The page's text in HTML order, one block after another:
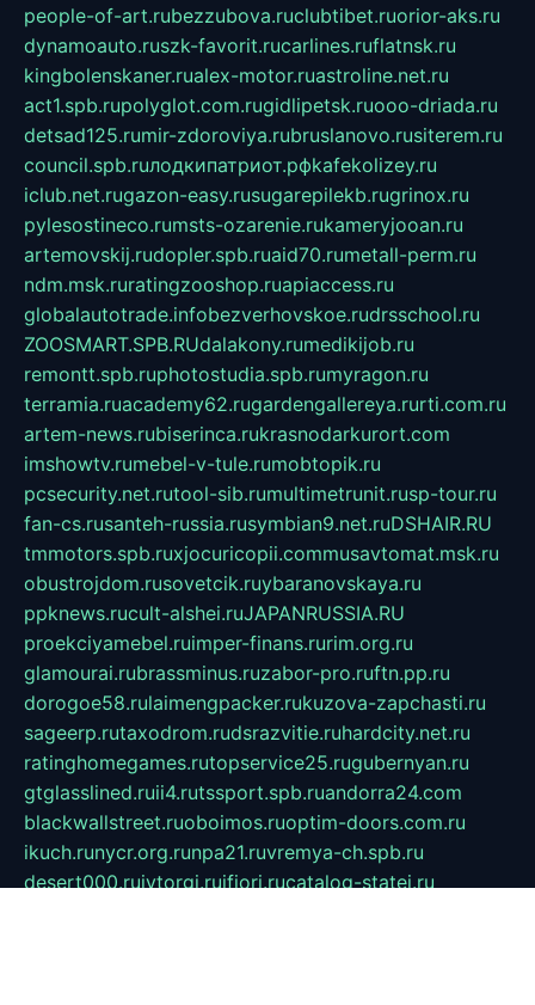
people-of-art.rubezzubova.ruclubtibet.ruorior-aks.ru
dynamoauto.ruszk-favorit.rucarlines.ruflatnsk.ru
kingbolenskaner.rualex-motor.ruastroline.net.ru
act1.spb.rupolyglot.com.rugidlipetsk.ruooo-driada.ru
detsad125.rumir-zdoroviya.rubruslanovo.rusiterem.ru
council.spb.ruлодкипатриот.рфkafekolizey.ru
iclub.net.rugazon-easy.rusugarepilekb.rugrinox.ru
pylesostineco.rumsts-ozarenie.rukameryjooan.ru
artemovskij.rudopler.spb.ruaid70.rumetall-perm.ru
ndm.msk.ruratingzooshop.ruapiaccess.ru
globalautotrade.infobezverhovskoe.rudrsschool.ru
ZOOSMART.SPB.RUdalakony.rumedikijob.ru
remontt.spb.ruphotostudia.spb.rumyragon.ru
terramia.ruacademy62.rugardengallereya.rurti.com.ru
artem-news.rubiserinca.rukrasnodarkurort.com
imshowtv.rumebel-v-tule.rumobtopik.ru
pcsecurity.net.rutool-sib.rumultimetrunit.rusp-tour.ru
fan-cs.rusanteh-russia.rusymbian9.net.ruDSHAIR.RU
tmmotors.spb.ruxjocuricopii.commusavtomat.msk.ru
obustrojdom.rusovetcik.ruybaranovskaya.ru
ppknews.rucult-alshei.ruJAPANRUSSIA.RU
proekciyamebel.ruimper-finans.rurim.org.ru
glamourai.rubrassminus.ruzabor-pro.ruftn.pp.ru
dorogoe58.rulaimengpacker.rukuzova-zapchasti.ru
sageerp.rutaxodrom.rudsrazvitie.ruhardcity.net.ru
ratinghomegames.rutopservice25.rugubernyan.ru
gtglasslined.ruii4.rutssport.spb.ruandorra24.com
blackwallstreet.ruoboimos.ruoptim-doors.com.ru
ikuch.runycr.org.runpa21.ruvremya-ch.spb.ru
desert000.ruivtorgi.ruifiori.rucatalog-statei.ru